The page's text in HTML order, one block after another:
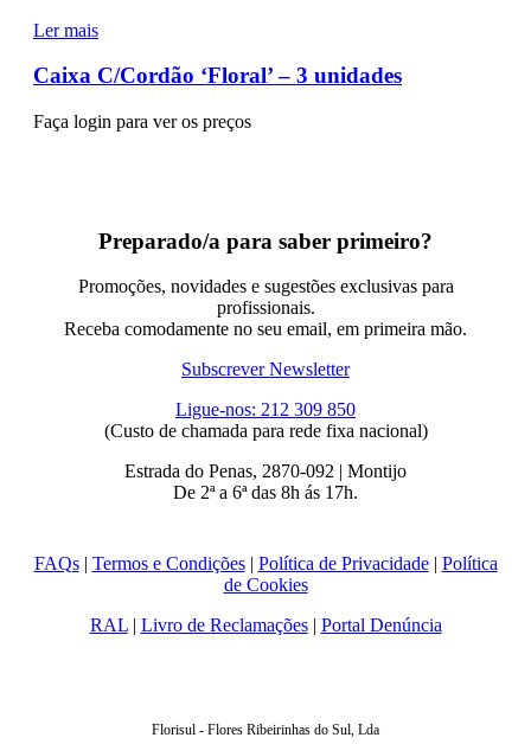
Ler mais
Caixa C/Cordão ‘Floral’ – 3 unidades
Faça login para ver os preços
Preparado/a para saber primeiro?
Promoções, novidades e sugestões exclusivas para
profissionais.
Receba comodamente no seu email, em primeira mão.
Subscrever Newsletter
Ligue-nos: 212 309 850
(Custo de chamada para rede fixa nacional)
Estrada do Penas, 2870-092 | Montijo
De 2ª a 6ª das 8h ás 17h.
FAQs| Termos e Condições| Política de Privacidade| Política
de Cookies
RAL| Livro de Reclamações| Portal Denúncia
Florisul - Flores Ribeirinhas do Sul, Lda